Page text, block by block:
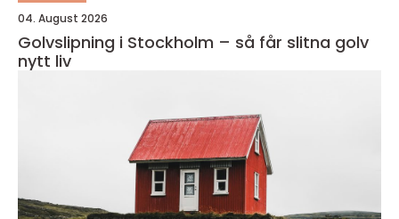
04. August 2026
Golvslipning i Stockholm – så får slitna golv
nytt liv